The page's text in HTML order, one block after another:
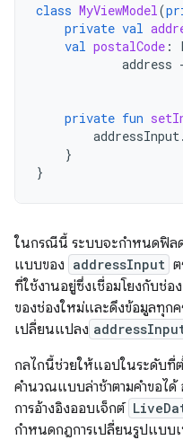
class MyViewModel(
private val
val postalCode :
address
private fun
addressInput.
}
}
ในกรณีนี้ ระบบจะกําหนดฟิล
แบบของ addressInput
ที่ใช้งานอยู่ซึ่งเชื่อมโยงกับช่อง
ของช่องใหม่และดึงข้อมูลทุก
เปลี่ยนแปลง
กลไกนี้ช่วยให้แอปในระดับที่ต่
คำนวณแบบล่าช้าตามคําขอได้
การอ้างอิงออบเจ็กต์
กำหนดกฎการเปลี่ยนรูปแบบ